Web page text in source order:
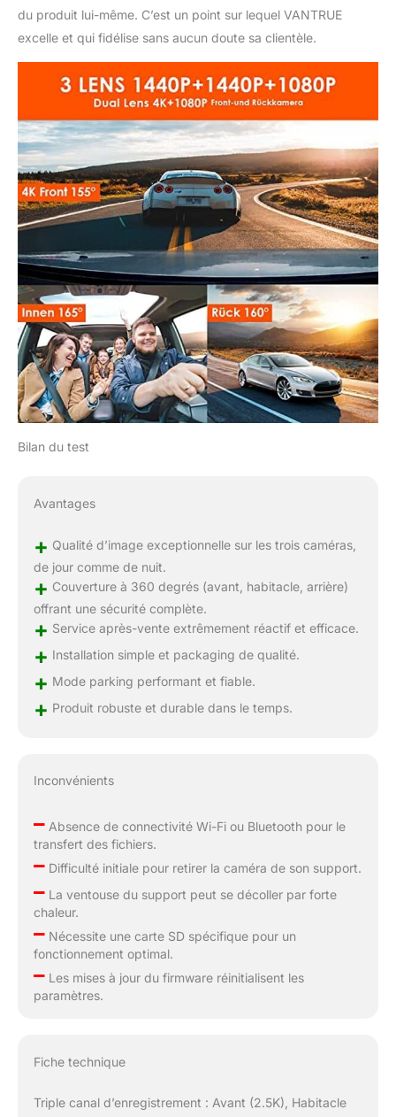
du produit lui-même. C’est un point sur lequel VANTRUE
excelle et qui fidélise sans aucun doute sa clientèle.
Bilan du test
Avantages
+ Qualité d’image exceptionnelle sur les trois caméras,
de jour comme de nuit.
+ Couverture à 360 degrés (avant, habitacle, arrière)
offrant une sécurité complète.
+ Service après-vente extrêmement réactif et efficace.
+ Installation simple et packaging de qualité.
+ Mode parking performant et fiable.
+ Produit robuste et durable dans le temps.
Inconvénients
–Absence de connectivité Wi-Fi ou Bluetooth pour le
transfert des fichiers.
–Difficulté initiale pour retirer la caméra de son support.
–La ventouse du support peut se décoller par forte
chaleur.
–Nécessite une carte SD spécifique pour un
fonctionnement optimal.
–Les mises à jour du firmware réinitialisent les
paramètres.
Fiche technique
Triple canal d’enregistrement : Avant (2.5K), Habitacle